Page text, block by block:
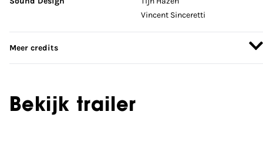
Vincent Sinceretti
Meer credits
Bekijk trailer